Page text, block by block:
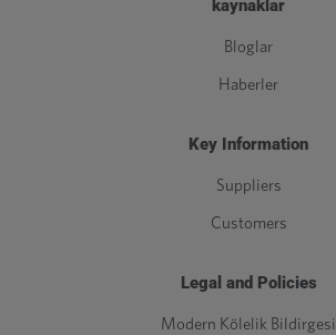
kaynaklar
Bloglar
Haberler
Key Information
Suppliers
Customers
Legal and Policies
Modern Kölelik Bildirgesi